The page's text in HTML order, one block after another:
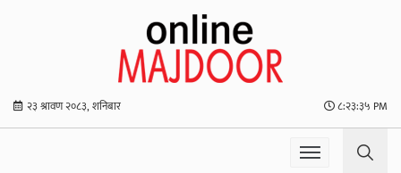
२३ श्रावण २०८३, शनिबार ८:२३:३५ PM